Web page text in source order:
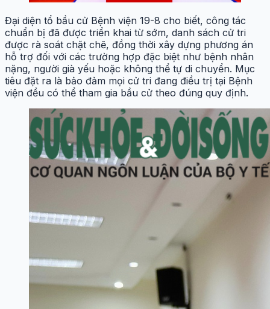
Đại diện tổ bầu cử Bệnh viện 19-8 cho biết, công tác
chuẩn bị đã được triển khai từ sớm, danh sách cử tri
được rà soát chặt chẽ, đồng thời xây dựng phương án
hỗ trợ đối với các trường hợp đặc biệt như bệnh nhân
nặng, người già yếu hoặc không thể tự di chuyển. Mục
tiêu đặt ra là bảo đảm mọi cử tri đang điều trị tại Bệnh
viện đều có thể tham gia bầu cử theo đúng quy định.